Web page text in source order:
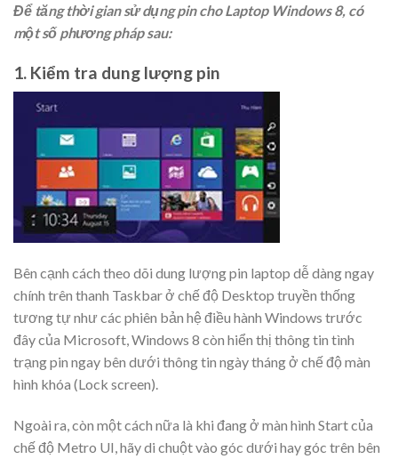
Để tăng thời gian sử dụng pin cho Laptop Windows 8, có
một số phương pháp sau:
1. Kiểm tra dung lượng pin
Bên cạnh cách theo dõi dung lượng pin laptop dễ dàng ngay
chính trên thanh Taskbar ở chế độ Desktop truyền thống
tương tự như các phiên bản hệ điều hành Windows trước
đây của Microsoft, Windows 8 còn hiển thị thông tin tình
trạng pin ngay bên dưới thông tin ngày tháng ở chế độ màn
hình khóa (Lock screen).
Ngoài ra, còn một cách nữa là khi đang ở màn hình Start của
chế độ Metro UI, hãy di chuột vào góc dưới hay góc trên bên